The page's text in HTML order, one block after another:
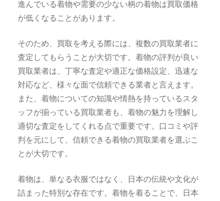
進んでいる着物や需要の少ない柄の着物は買取価格
が低くなることがあります。
そのため、買取を考える際には、複数の買取業者に
査定してもらうことが大切です。着物の評判が良い
買取業者は、丁寧な査定や適正な価格設定、迅速な
対応など、様々な面で信頼できる業者と言えます。
また、着物についての知識や情熱を持っているスタ
ッフが揃っている買取業者も、着物の魅力を理解し
適切な査定をしてくれる点で重要です。口コミや評
判を元にして、信頼できる着物の買取業者を選ぶこ
とが大切です。
着物は、単なる衣服ではなく、日本の伝統や文化が
詰まった特別な存在です。着物を着ることで、日本